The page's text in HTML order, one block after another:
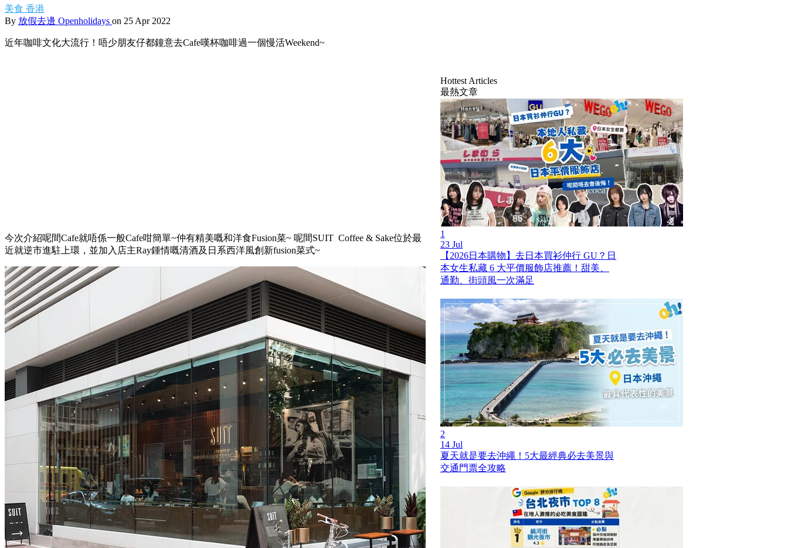
美食 香港
By 放假去邊 Openholidays on 25 Apr 2022
近年咖啡文化大流行！唔少朋友仔都鐘意去Cafe嘆杯咖啡過一個慢活Weekend~
今次介紹呢間Cafe就唔係一般Cafe咁簡單~仲有精美嘅和洋食Fusion菜~ 呢間SUIT Coffee & Sake位於最
近就逆市進駐上環，並加入店主Ray鍾情嘅清酒及日系西洋風創新fusion菜式~
Hottest Articles
最熱文章
1
23 Jul
【2026日本購物】去日本買衫仲行 GU？日
本女生私藏 6 大平價服飾店推薦！甜美、
通勤、街頭風一次滿足
2
14 Jul
夏天就是要去沖繩！5大最經典必去美景與
交通門票全攻略